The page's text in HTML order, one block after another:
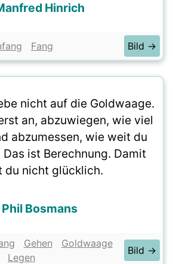
Hinrich
Fang Bild →
nicht auf die Goldwaage.
an, abzuwiegen, wie viel
abzumessen, wie weit du
ist Berechnung. Damit
du nicht glücklich.
Phil Bosmans
Gehen
Goldwaage
Legen
Bild →